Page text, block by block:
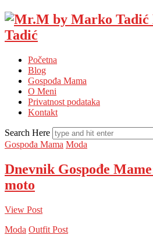
Tadić
Početna
Blog
Gospođa Mama
O Meni
Privatnost podataka
Kontakt
Search Here
Gospođa Mama Moda
Dnevnik Gospođe
moto
View Post
Moda Outfit Post